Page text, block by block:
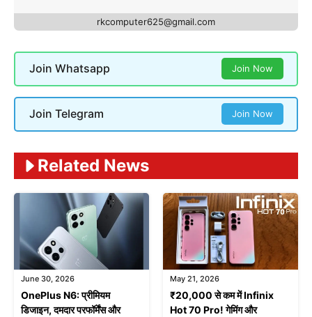
rkcomputer625@gmail.com
Join Whatsapp Join Now
Join Telegram Join Now
Related News
June 30, 2026
OnePlus N6: प्रीमियम
डिजाइन, दमदार परफॉर्मेंस और
May 21, 2026
₹20,000 से कम में Infinix
Hot 70 Pro! गेमिंग और